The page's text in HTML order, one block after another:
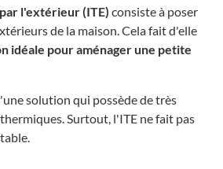
l'extérieur (ITE) consiste à poser
de la maison. Cela fait d'elle
idéale pour aménager une petite
solution qui possède de très
Surtout, l'ITE ne fait pas